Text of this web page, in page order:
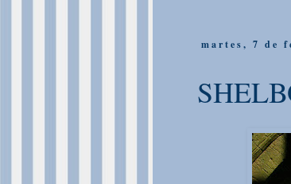
martes, 7 de